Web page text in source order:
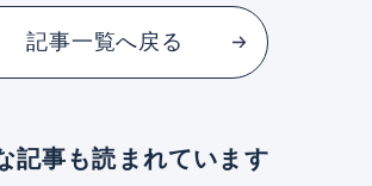
記事一覧へ戻る
記事も読まれています